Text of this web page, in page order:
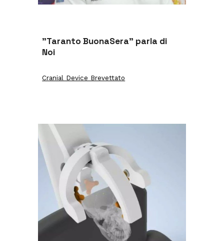
"Taranto BuonaSera" parla di
Noi
Cranial Device Brevettato